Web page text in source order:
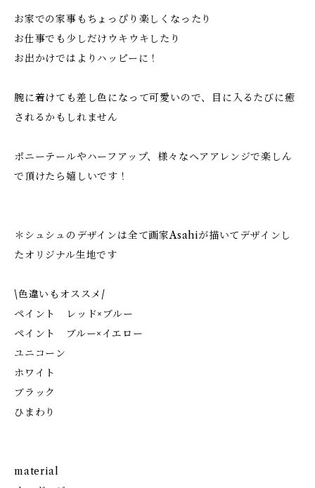
お家での家事もちょっぴり楽しくなったり
お仕事でも少しだけウキウキしたり
お出かけではよりハッピーに！
腕に着けても差し色になって可愛いので、目に入るたびに癒
されるかもしれません
ポニーテールやハーフアップ、様々なヘアアレンジで楽しん
で頂けたら嬉しいです！
＊シュシュのデザインは全て画家Asahiが描いてデザインし
たオリジナル生地です
\色違いもオススメ/
ペイント レッド×ブルー
ペイント ブルー×イエロー
ユニコーン
ホワイト
ブラック
ひまわり
material